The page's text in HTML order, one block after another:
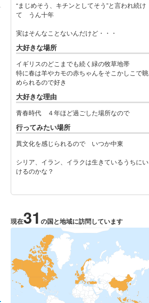
“まじめそう、キチンとしてそう”と言われ続け
て うん十年
実はそんなことないんだけど・・・
大好きな場所
イギリスのどこまでも続く緑の牧草地帯
特に春は羊やカモの赤ちゃんをそこかしこで眺
められるので好き
大好きな理由
青春時代 ４年ほど過ごした場所なので
行ってみたい場所
異文化を感じられるので いつか中東
シリア、イラン、イラクは生きているうちにい
けるのかな？
現在31 の国と地域に訪問しています